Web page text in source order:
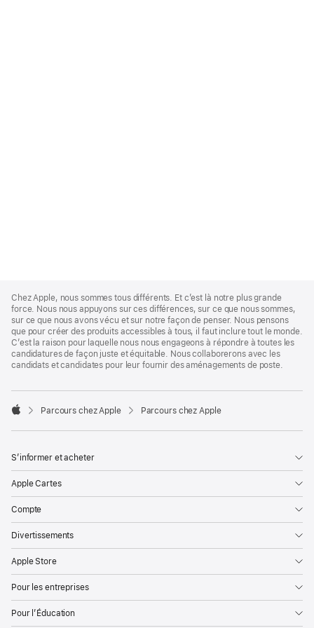
Footer
Chez Apple, nous sommes tous différents. Et c’est là notre plus grande
force. Nous nous appuyons sur ces différences, sur ce que nous sommes,
sur ce que nous avons vécu et sur notre façon de penser. Nous pensons
que pour créer des produits accessibles à tous, il faut inclure tout le monde.
C’est la raison pour laquelle nous nous engageons à répondre à toutes les
candidatures de façon juste et équitable. Nous collaborerons avec les
candidats et candidates pour leur fournir des aménagements de poste.

Parcours chez Apple Parcours chez Apple
S’informer et acheter
Apple Cartes
Compte
Divertissements
Apple Store
Pour les entreprises
Pour l’Éducation